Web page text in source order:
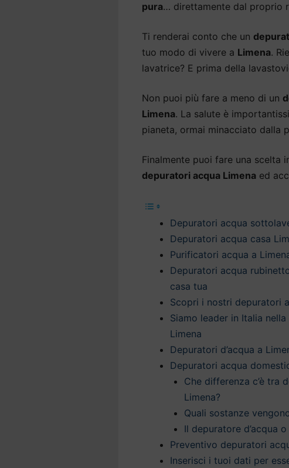
pura… direttamente dal proprio
Ti renderai conto che un
tuo modo di vivere a Limena.
lavatrice? E prima della
Non puoi più fare a meno di un
Limena. La salute è
pianeta, ormai minacciato dalla
Finalmente puoi fare una scelta
depuratori acqua Limena ed
Depuratori acqua
Depuratori acqua casa
Purificatori acqua a
Depuratori acqua
casa tua
Scopri i nostri depuratori
Siamo leader in Italia
Limena
Depuratori d’acqua a
Depuratori acqua
Che differenza c’è tra
Limena?
Quali sostanze
Il depuratore d’acqua
Preventivo depuratori
Inserisci i tuoi dati per